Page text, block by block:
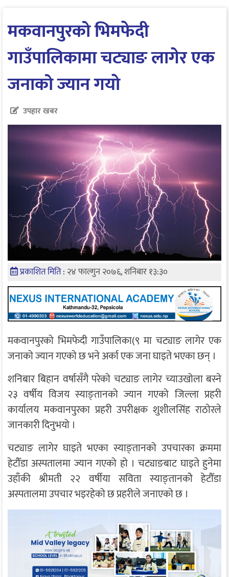
मकवानपुरको भिमफेदी
गाउँपालिकामा चट्याङ लागेर एक
जनाको ज्यान गयाे
उपहार खबर
प्रकाशित मिति : २४ फाल्गुन २०७६, शनिबार १३:३०
मकवानपुरको भिमफेदी गाउँपालिका(९ मा चट्याङ लागेर एक
जनाको ज्यान गएको छ भने अर्का एक जना घाइते भएका छन् ।
शनिबार बिहान वर्षासँगै परेको चट्याङ लागेर च्याउखोला बस्ने
२३ वर्षीय विजय स्याङ्तानको ज्यान गएको जिल्ला प्रहरी
कार्यालय मकवानपुरका प्रहरी उपरीक्षक शुशीलसिंह राठोरले
जानकारी दिनुभयो ।
चट्याङ लागेर घाइते भएका स्याङ्तानको उपचारका क्रममा
हेटौँडा अस्पतालमा ज्यान गएको हो । चट्याङबाट घाइते हुनेमा
उहाँकी श्रीमती २२ वर्षीया सविता स्याङ्तानकोे हेटौँडा
अस्पतालमा उपचार भइरहेको छ प्रहरीले जनाएकाे छ ।